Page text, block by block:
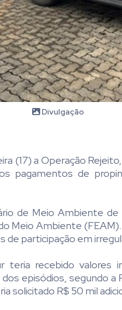
Divulgação
(17) a Operação
pagamentos de
de Meio Ambiente de
Meio Ambiente
de participação em
recebido valores
episódios, segundo
solicitado R$ 50 mil